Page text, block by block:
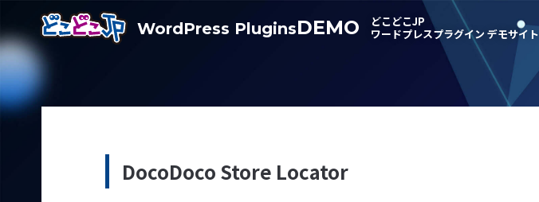
WordPress PluginsDEMO
どこどこJP
ワードプレスプラグイン デモサイト
DocoDoco Store Locator